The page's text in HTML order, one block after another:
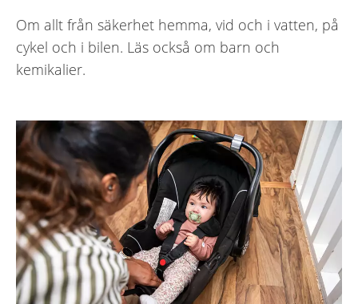
Om allt från säkerhet hemma, vid och i vatten, på
cykel och i bilen. Läs också om barn och
kemikalier.